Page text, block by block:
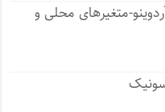
متغیرهای محلی و